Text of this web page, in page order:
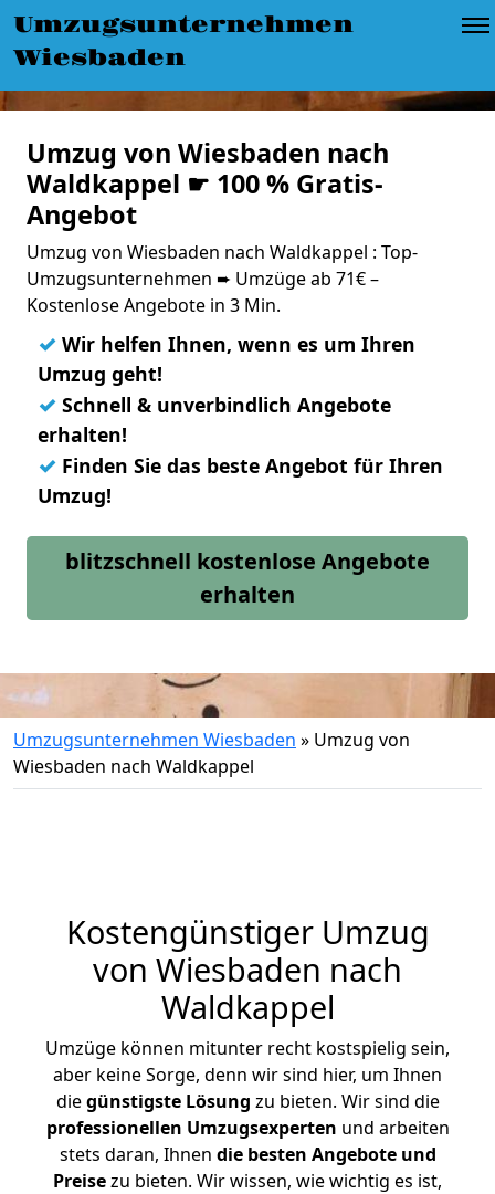
Umzugsunternehmen
Wiesbaden
Umzug von Wiesbaden nach
Waldkappel ☛ 100 % Gratis-
Angebot
Umzug von Wiesbaden nach Waldkappel : Top-
Umzugsunternehmen ➨ Umzüge ab 71€ –
Kostenlose Angebote in 3 Min.
✓ Wir helfen Ihnen, wenn es um Ihren
Umzug geht!
✓ Schnell & unverbindlich Angebote
erhalten!
✓ Finden Sie das beste Angebot für Ihren
Umzug!
blitzschnell kostenlose Angebote
erhalten
Umzugsunternehmen Wiesbaden » Umzug von
Wiesbaden nach Waldkappel
Kostengünstiger Umzug
von Wiesbaden nach
Waldkappel
Umzüge können mitunter recht kostspielig sein,
aber keine Sorge, denn wir sind hier, um Ihnen
diegünstigste Lösung zu bieten. Wir sind die
professionellen Umzugsexperten und arbeiten
stets daran, Ihnen die besten Angebote und
Preisezu bieten. Wir wissen, wie wichtig es ist,